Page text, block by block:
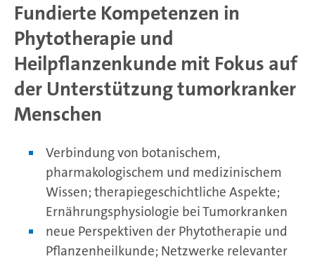
Fundierte Kompetenzen in
Phytotherapie und
Heilpflanzenkunde mit Fokus auf
der Unterstützung tumorkranker
Menschen
Verbindung von botanischem,
pharmakologischem und medizinischem
Wissen; therapiegeschichtliche Aspekte;
Ernährungsphysiologie bei Tumorkranken
neue Perspektiven der Phytotherapie und
Pflanzenheilkunde; Netzwerke relevanter